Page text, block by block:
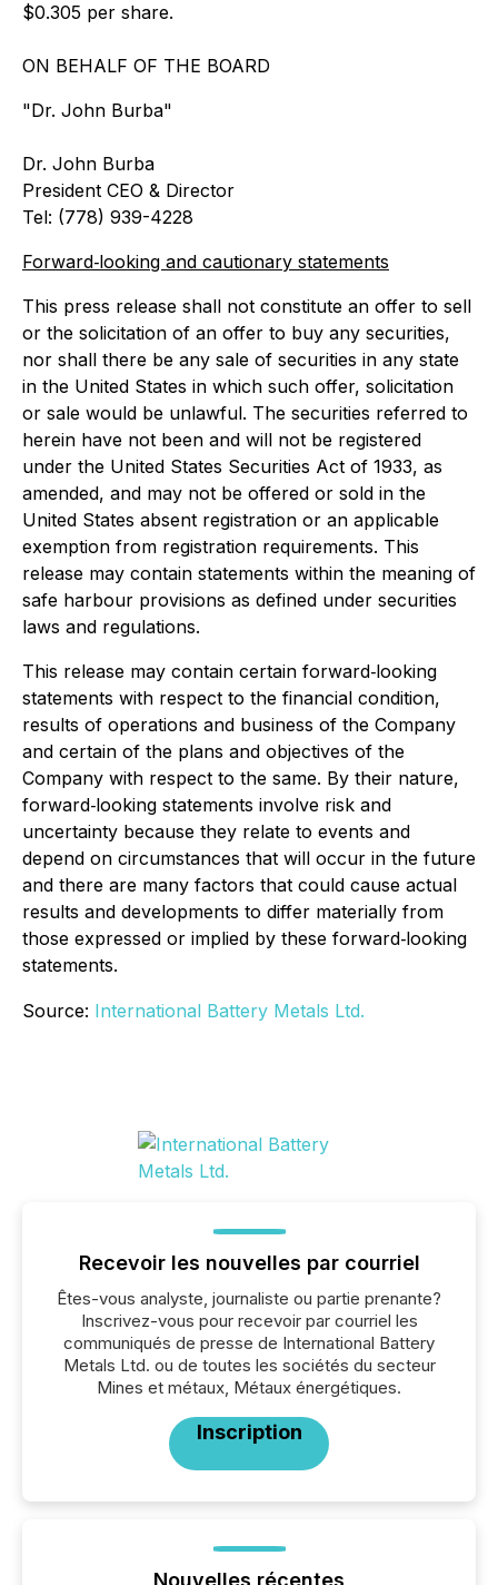
$0.305 per share.
ON BEHALF OF THE BOARD
"Dr. John Burba"
Dr. John Burba
President CEO & Director
Tel: (778) 939-4228
Forward‐looking and cautionary statements
This press release shall not constitute an offer to sell
or the solicitation of an offer to buy any securities,
nor shall there be any sale of securities in any state
in the United States in which such offer, solicitation
or sale would be unlawful. The securities referred to
herein have not been and will not be registered
under the United States Securities Act of 1933, as
amended, and may not be offered or sold in the
United States absent registration or an applicable
exemption from registration requirements. This
release may contain statements within the meaning of
safe harbour provisions as defined under securities
laws and regulations.
This release may contain certain forward‐looking
statements with respect to the financial condition,
results of operations and business of the Company
and certain of the plans and objectives of the
Company with respect to the same. By their nature,
forward‐looking statements involve risk and
uncertainty because they relate to events and
depend on circumstances that will occur in the future
and there are many factors that could cause actual
results and developments to differ materially from
those expressed or implied by these forward‐looking
statements.
Source: International Battery Metals Ltd.
Recevoir les nouvelles par courriel
Êtes-vous analyste, journaliste ou partie prenante?
Inscrivez-vous pour recevoir par courriel les
communiqués de presse de International Battery
Metals Ltd. ou de toutes les sociétés du secteur
Mines et métaux, Métaux énergétiques.
Inscription
Nouvelles récentes